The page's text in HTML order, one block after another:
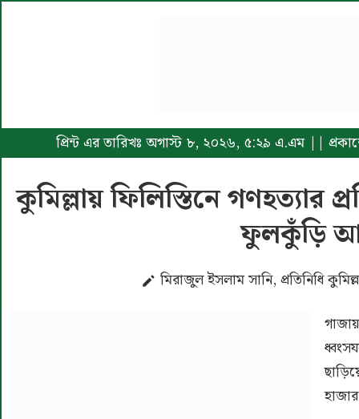
প্রিন্ট এর তারিখঃ অগাস্ট ৮, ২০২৬, ৫:২৯ এ.এম ||
কুমিল্লায় ফিলিস্তিনে গণহত্যার
ফুলকুঁড়ি
মিরাজুল ইসলাম সানি, প্রতিনিধি